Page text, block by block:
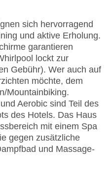
sich hervorragend
und aktive Erholung.
garantieren
lockt zur
Gebühr). Wer auch auf
möchte, dem
Mountainbiking.
Aerobic sind Teil des
des Hotels. Das Haus
mit einem Spa
gegen zusätzliche
und Massage-